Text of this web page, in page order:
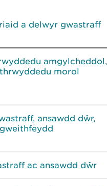
a delwyr gwastraff
amgylcheddol,
morol
ansawdd dŵr,
ac ansawdd dŵr